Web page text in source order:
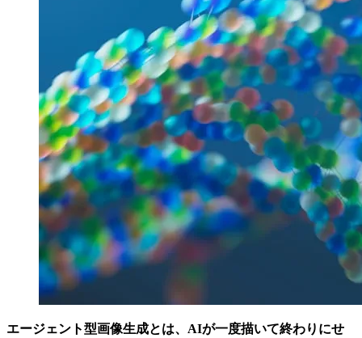
エージェント型画像生成とは、AIが一度描いて終わりにせ